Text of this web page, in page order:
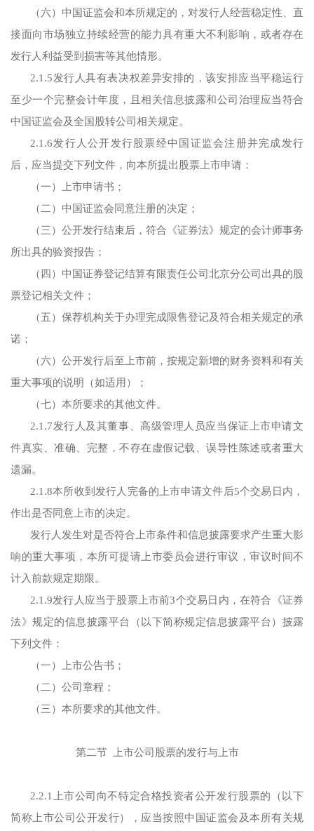
（六）中国证监会和本所规定的，对发行人经营稳定性、直
接面向市场独立持续经营的能力具有重大不利影响，或者存在
发行人利益受到损害等其他情形。
2.1.5发行人具有表决权差异安排的，该安排应当平稳运行
至少一个完整会计年度，且相关信息披露和公司治理应当符合
中国证监会及全国股转公司相关规定。
2.1.6发行人公开发行股票经中国证监会注册并完成发行
后，应当提交下列文件，向本所提出股票上市申请：
（一）上市申请书；
（二）中国证监会同意注册的决定；
（三）公开发行结束后，符合《证券法》规定的会计师事务
所出具的验资报告；
（四）中国证券登记结算有限责任公司北京分公司出具的股
票登记相关文件；
（五）保荐机构关于办理完成限售登记及符合相关规定的承
诺；
（六）公开发行后至上市前，按规定新增的财务资料和有关
重大事项的说明（如适用）；
（七）本所要求的其他文件。
2.1.7发行人及其董事、高级管理人员应当保证上市申请文
件真实、准确、完整，不存在虚假记载、误导性陈述或者重大
遗漏。
2.1.8本所收到发行人完备的上市申请文件后5个交易日内，
作出是否同意上市的决定。
发行人发生对是否符合上市条件和信息披露要求产生重大影
响的重大事项，本所可提请上市委员会进行审议，审议时间不
计入前款规定期限。
2.1.9发行人应当于股票上市前3个交易日内，在符合《证券
法》规定的信息披露平台（以下简称规定信息披露平台）披露
下列文件：
（一）上市公告书；
（二）公司章程；
（三）本所要求的其他文件。
第二节 上市公司股票的发行与上市
2.2.1上市公司向不特定合格投资者公开发行股票的（以下
简称上市公司公开发行），应当按照中国证监会及本所有关规